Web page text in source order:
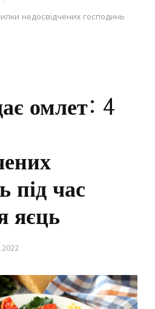
недосвідчених господинь
омлет: 4
під час
яєць